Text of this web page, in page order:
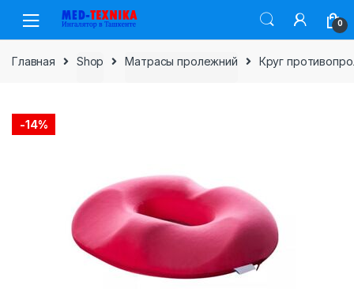
navigation
content
0
Главная Shop Матрасы пролежний Круг
-14%